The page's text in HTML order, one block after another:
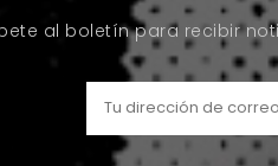
al boletín para recibir